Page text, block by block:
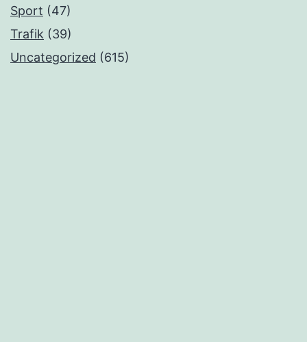
Sport (47)
Trafik (39)
Uncategorized (615)